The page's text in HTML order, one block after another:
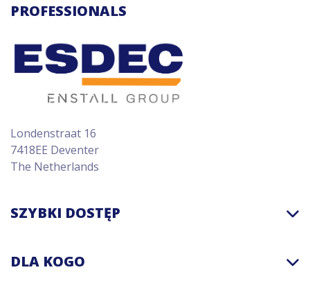
PROFESSIONALS
Londenstraat 16
7418EE Deventer
The Netherlands
SZYBKI DOSTĘP
DLA KOGO